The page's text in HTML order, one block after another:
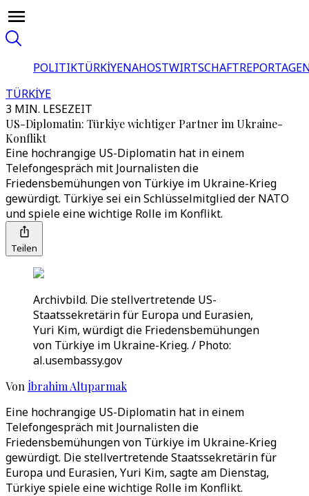
POLITIKTÜRKİYENAHOSTWIRTSCHAFT
TÜRKİYE
3 MIN. LESEZEIT
US-Diplomatin: Türkiye wichtiger Partner im Ukraine-
Konflikt
Eine hochrangige US-Diplomatin hat in einem
Telefongespräch mit Journalisten die
Friedensbemühungen von Türkiye im Ukraine-Krieg
gewürdigt. Türkiye sei ein Schlüsselmitglied der NATO
und spiele eine wichtige Rolle im Konflikt.
Teilen
Archivbild. Die stellvertretende US-
Staatssekretärin für Europa und Eurasien,
Yuri Kim, würdigt die Friedensbemühungen
von Türkiye im Ukraine-Krieg. / Photo:
al.usembassy.gov
Von İbrahim Altıparmak
Eine hochrangige US-Diplomatin hat in einem
Telefongespräch mit Journalisten die
Friedensbemühungen von Türkiye im Ukraine-Krieg
gewürdigt. Die stellvertretende Staatssekretärin für
Europa und Eurasien, Yuri Kim, sagte am Dienstag,
Türkiye spiele eine wichtige Rolle im Konflikt.